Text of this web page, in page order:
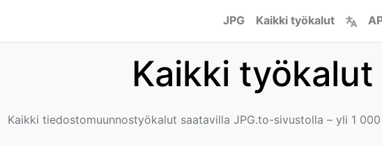
JPG Kaikki työkalut
Kaikki työkalut
Kaikki tiedostomuunnostyökalut saatavilla JPG.to-sivustolla – yli 1